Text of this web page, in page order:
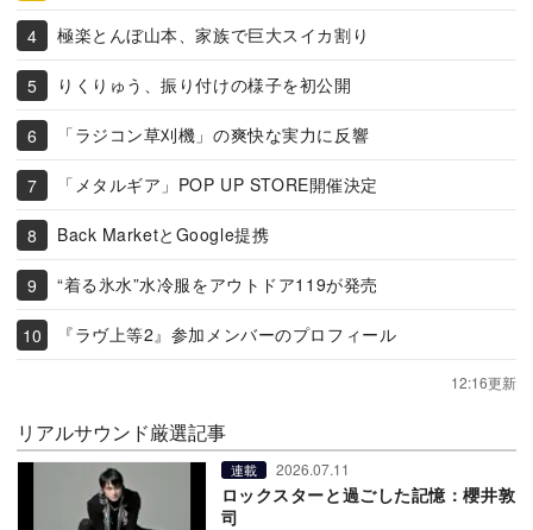
極楽とんぼ山本、家族で巨大スイカ割り
りくりゅう、振り付けの様子を初公開
「ラジコン草刈機」の爽快な実力に反響
「メタルギア」POP UP STORE開催決定
Back MarketとGoogle提携
“着る氷水”水冷服をアウトドア119が発売
『ラヴ上等2』参加メンバーのプロフィール
12:16更新
リアルサウンド厳選記事
連載 2026.07.11
ロックスターと過ごした記憶：櫻井敦
司